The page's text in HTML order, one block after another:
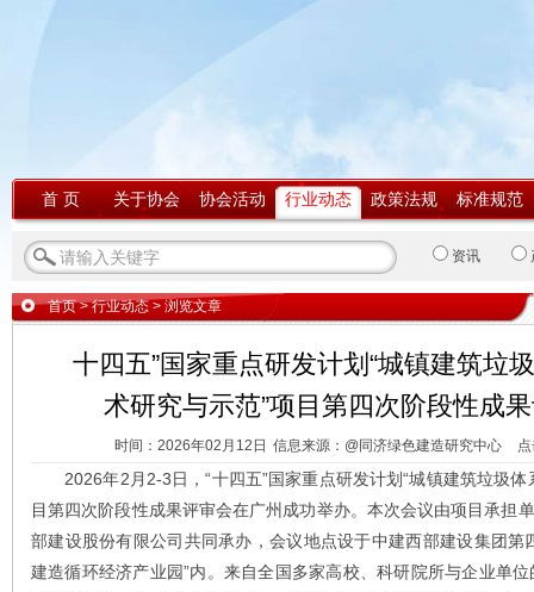
首 页 关于协会 协会活动 行业动态 政策法规 标准规范
资讯
首页>行业动态 > 浏览文章
十四五”国家重点研发计划“城镇建筑垃
术研究与示范”项目第四次阶段性成
时间：2026年02月12日 信息来源：@同济绿色建造研究中心
2026年2月2-3日，“十四五”国家重点研发计划“城镇建筑垃圾体
目第四次阶段性成果评审会在广州成功举办。本次会议由项目承担
部建设股份有限公司共同承办，会议地点设于中建西部建设集团第
建造循环经济产业园”内。来自全国多家高校、科研院所与企业单